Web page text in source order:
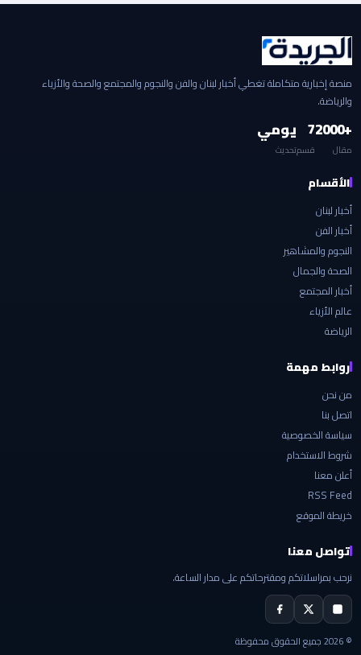
منصة إخبارية متكاملة تغطي أخبار لبنان والفن والنجوم والمجتمع والصحة والأزياء
والرياضة.
+2000
مقال
7
قسم
يومي
تحديث
الأقسام
أخبار لبنان
أخبار الفن
النجوم والمشاهير
الصحة والجمال
أخبار المجتمع
عالم الأزياء
الرياضة
روابط مهمة
من نحن
اتصل بنا
سياسة الخصوصية
شروط الاستخدام
أعلن معنا
RSS Feed
خريطة الموقع
تواصل معنا
نرحب بمراسلاتكم ومقترحاتكم على مدار الساعة.
© 2026 جميع الحقوق محفوظة